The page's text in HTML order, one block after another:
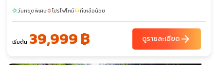
sunnyวันหยุดพิเศษlocal_fire_departmentโปรไฟไหม้confirmation_numberที่เหลือน้อย
เริ่มต้น 39,999 ฿ ดูรายละเอียดarrow_forward